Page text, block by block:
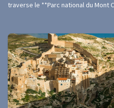
traverse le **Parc national du Mont